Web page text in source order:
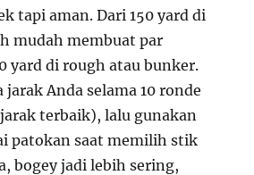
tapi aman. Dari 150 yard di
mudah membuat par
yard di rough atau bunker.
Anda selama 10 ronde
terbaik), lalu gunakan
patokan saat memilih stik
bogey jadi lebih sering,